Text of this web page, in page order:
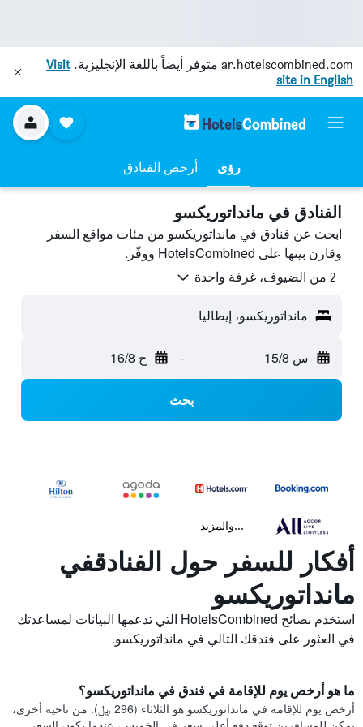
ar.hotelscombined.com متوفر أيضاً باللغة الإنجليزية.Visit
site in English
رؤى أرخص الفنادق
الفنادق في مانداتوريكسو
ابحث عن فنادق في مانداتوريكسو من مئات مواقع السفر
وقارن بينها على HotelsCombined ووفّر.
2 من الضيوف، غرفة واحدة
مانداتوريكسو، إيطاليا
س 15/8 - ح 16/8
بحث
...والمزيد
أفكار للسفر حول الفنادقفي
مانداتوريكسو
استخدم نصائح HotelsCombined التي تدعمها البيانات لمساعدتك
في العثور على فندقك التالي في مانداتوريكسو.
ما هو أرخص يوم للإقامة في فندق في مانداتوريكسو؟
أرخص يوم للإقامة في مانداتوريكسو هو الثلاثاء (296 ﷼). من ناحية أخرى،